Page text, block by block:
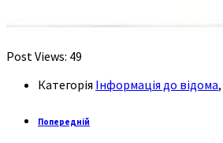
Post Views: 49
Категорія Інформація до відома,
Попередній